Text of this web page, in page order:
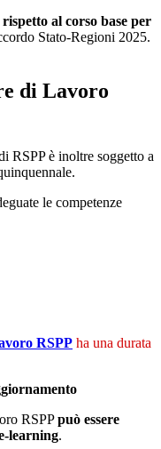
al corso base per
Stato-Regioni 2025.
di Lavoro
RSPP è inoltre soggetto a
le competenze
RSPP ha una durata
RSPPpuò essere
learning.